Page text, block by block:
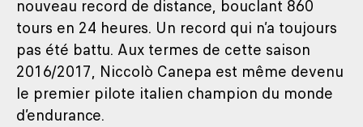
nouveau record de distance, bouclant 860
tours en 24 heures. Un record qui n’a toujours
pas été battu. Aux termes de cette saison
2016/2017, Niccolò Canepa est même devenu
le premier pilote italien champion du monde
d’endurance.